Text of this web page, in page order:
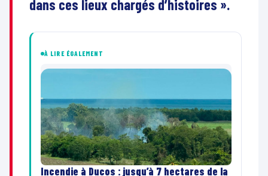
dans ces lieux chargés d’histoires ».
À LIRE ÉGALEMENT
Incendie à Ducos : jusqu’à 7 hectares de la